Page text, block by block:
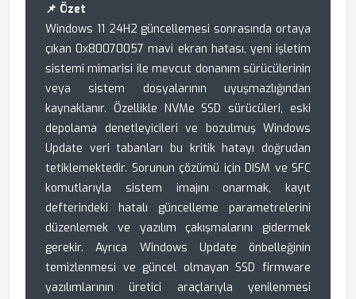
📌 Özet
Windows 11 24H2 güncellemesi sonrasında ortaya
çıkan 0x80070057 mavi ekran hatası, yeni işletim
sistemi mimarisi ile mevcut donanım sürücülerinin
veya sistem dosyalarının uyuşmazlığından
kaynaklanır. Özellikle NVMe SSD sürücüleri, eski
depolama denetleyicileri ve bozulmuş Windows
Update veri tabanları bu kritik hatayı doğrudan
tetiklemektedir. Sorunun çözümü için DISM ve SFC
komutlarıyla sistem imajını onarmak, kayıt
defterindeki hatalı güncelleme parametrelerini
düzenlemek ve yazılım çakışmalarını gidermek
gerekir. Ayrıca Windows Update önbelleğinin
temizlenmesi ve güncel olmayan SSD firmware
yazılımlarının üretici araçlarıyla yenilenmesi